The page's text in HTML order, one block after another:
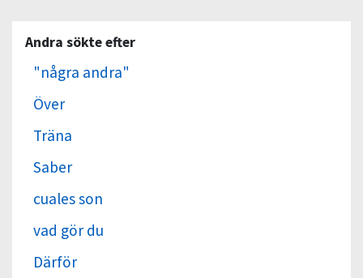
Andra sökte efter
"några andra"
Över
Träna
Saber
cuales son
vad gör du
Därför